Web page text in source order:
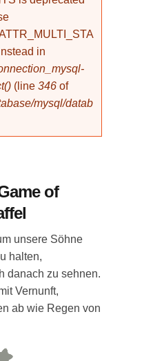
in
(line 346 of
mysql/datab
of
unsere Söhne
halten,
danach zu sehnen.
Vernunft,
ab wie Regen von